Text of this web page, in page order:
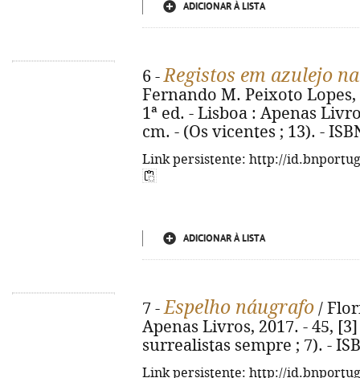
ADICIONAR À LISTA
6 -Registos em azulejo
Fernando M. Peixoto
1ª ed. - Lisboa : Apenas
cm. - (Os vicentes ; 13). -
Link persistente: http://
ADICIONAR À LISTA
7 -Espelho náugrafo /
Apenas Livros, 2017. - 45,
surrealistas sempre ; 7). -
Link persistente: http://